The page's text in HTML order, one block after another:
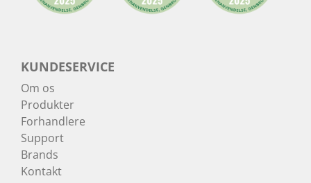
KUNDESERVICE
Om os
Produkter
Forhandlere
Support
Brands
Kontakt